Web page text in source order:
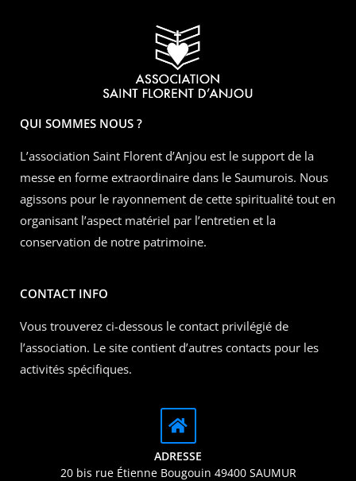
QUI SOMMES NOUS ?
L’association Saint Florent d’Anjou est le support de la
messe en forme extraordinaire dans le Saumurois. Nous
agissons pour le rayonnement de cette spiritualité tout en
organisant l’aspect matériel par l’entretien et la
conservation de notre patrimoine.
CONTACT INFO
Vous trouverez ci-dessous le contact privilégié de
l’association. Le site contient d’autres contacts pour les
activités spécifiques.
ADRESSE
20 bis rue Étienne Bougouin 49400 SAUMUR